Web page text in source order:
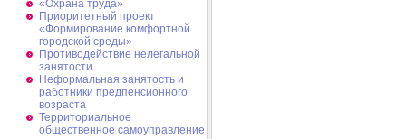
«Охрана труда»
Приоритетный проект
«Формирование комфортной
городской среды»
Противодействие нелегальной
занятости
Неформальная занятость и
работники предпенсионного
возраста
Территориальное
общественное самоуправление